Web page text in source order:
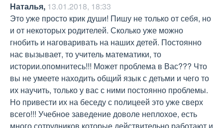
Наталья, 13.01.2018, 18:33
Это уже просто крик души! Пишу не только от себя, но
и от некоторых родителей. Сколько уже можно
гнобить и наговаривать на наших детей. Постоянно
нас вызывает, то учитель математики, то
истории.опомнитесь!!! Может проблема в Вас??? Что
вы не умеете находить общий язык с детьми и чего то
их научить, только у вас с ними постоянно проблемы.
Но привести их на беседу с полицеей это уже сверх
всего!!! Учебное заведение доволе неплохое, есть